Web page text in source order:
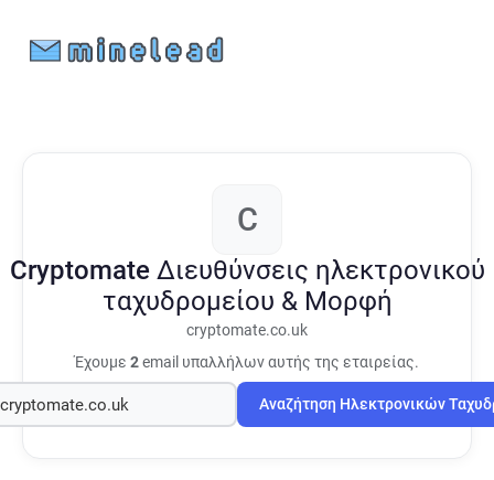
C
Cryptomate Διευθύνσεις ηλεκτρονικού
ταχυδρομείου & Μορφή
cryptomate.co.uk
Έχουμε 2email υπαλλήλων αυτής της εταιρείας.
Αναζήτηση Ηλεκτρονικών